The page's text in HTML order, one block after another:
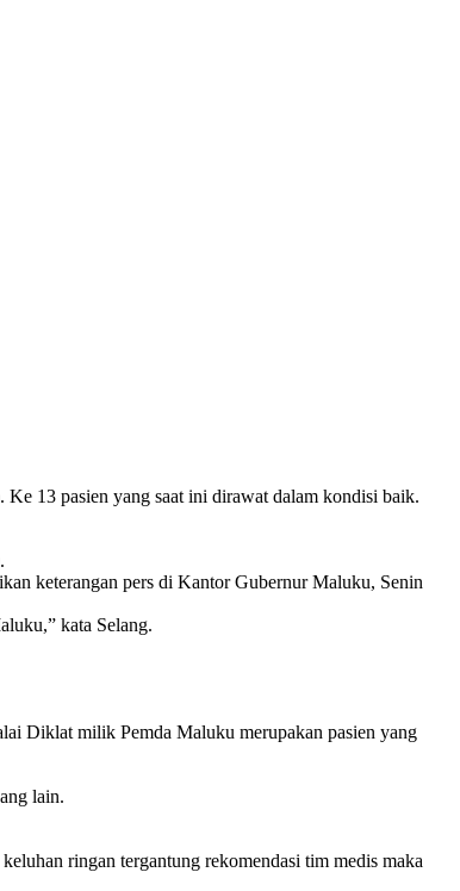
13 pasien yang saat ini dirawat dalam kondisi baik.
keterangan pers di Kantor Gubernur Maluku, Senin
kata Selang.
Diklat milik Pemda Maluku merupakan pasien yang
lain.
ringan tergantung rekomendasi tim medis maka